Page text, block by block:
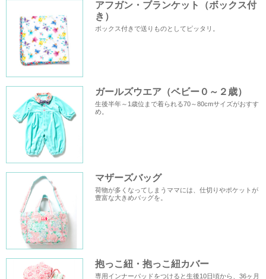
アフガン・ブランケット（ボックス付
き）
ボックス付きで送りものとしてピッタリ。
ガールズウエア（ベビー０～２歳）
生後半年～1歳位まで着られる70～80cmサイズがおすす
め。
マザーズバッグ
荷物が多くなってしまうママには、仕切りやポケットが
豊富な大きめバッグを。
抱っこ紐・抱っこ紐カバー
専用インナーパッドをつけると生後10日頃から、36ヶ月